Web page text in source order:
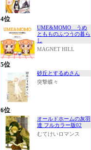
4位
UME&MOMO うめ
ともものふつうの暮ら
し
MAGNET HILL
5位
砂丘とするめさん
突撃蝶々
6位
オールドホームの灰羽
達 フルカラー版02
むてけいロマンス